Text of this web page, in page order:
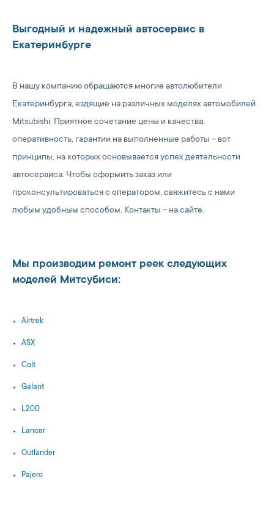
Выгодный и надежный автосервис в
Екатеринбурге
В нашу компанию обращаются многие автолюбители
Екатеринбурга, ездящие на различных моделях автомобилей
Mitsubishi. Приятное сочетание цены и качества,
оперативность, гарантии на выполненные работы – вот
принципы, на которых основывается успех деятельности
автосервиса. Чтобы оформить заказ или
проконсультироваться с оператором, свяжитесь с нами
любым удобным способом. Контакты – на сайте.
Мы производим ремонт реек следующих
моделей Митсубиси:
Airtrek
ASX
Colt
Galant
L200
Lancer
Outlander
Pajero